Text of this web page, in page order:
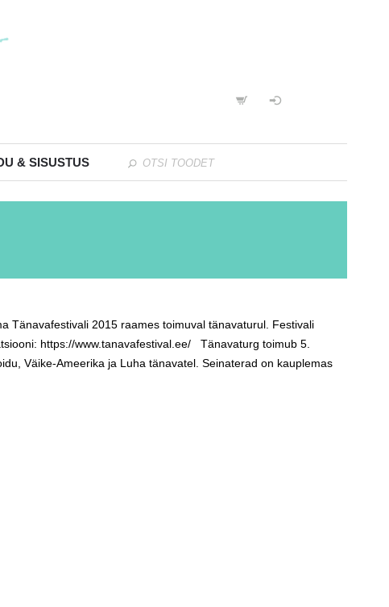
& SISUSTUS
Tänavafestivali 2015 raames toimuval tänavaturul. Festivali
https://www.tanavafestival.ee/ Tänavaturg toimub 5.
Väike-Ameerika ja Luha tänavatel. Seinaterad on kauplemas